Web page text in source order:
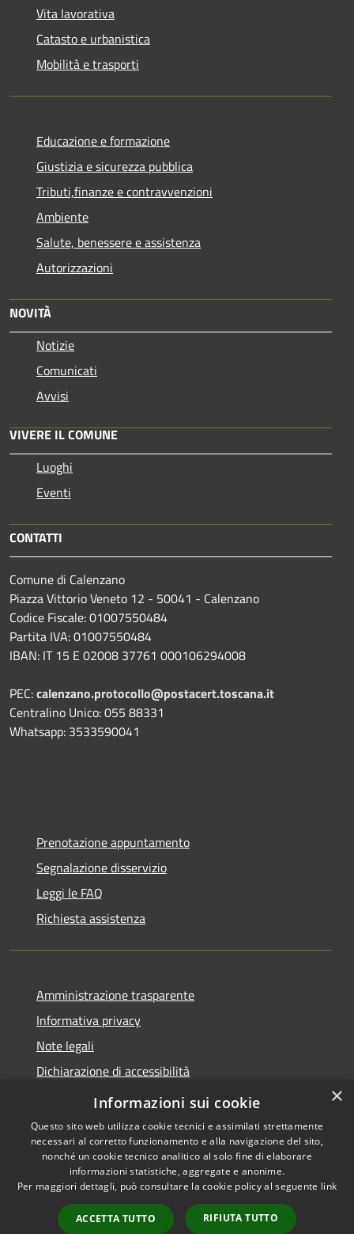
Vita lavorativa
Catasto e urbanistica
Mobilità e trasporti
Educazione e formazione
Giustizia e sicurezza pubblica
Tributi,finanze e contravvenzioni
Ambiente
Salute, benessere e assistenza
Autorizzazioni
NOVITÀ
Notizie
Comunicati
Avvisi
VIVERE IL COMUNE
Luoghi
Eventi
CONTATTI
Comune di Calenzano
Piazza Vittorio Veneto 12 - 50041 - Calenzano
Codice Fiscale: 01007550484
Partita IVA: 01007550484
IBAN: IT 15 E 02008 37761 000106294008
PEC:calenzano.protocollo@postacert.toscana.it
Centralino Unico: 055 88331
Whatsapp: 3533590041
Prenotazione appuntamento
Segnalazione disservizio
Leggi le FAQ
Richiesta assistenza
Amministrazione trasparente
Informativa privacy
Note legali
Dichiarazione di accessibilità
Statistiche Web
Accessibilità
Copyright © 2026 • Comune di
Calenzano • Powered by
Municipium•
Accesso
×
Informazioni sui cookie
Questo sito web utilizza cookie tecnici e assimilati strettamente
necessari al corretto funzionamento e alla navigazione del sito,
nonché un cookie tecnico analitico al solo fine di elaborare
informazioni statistiche, aggregate e anonime.
Per maggiori dettagli, può consultare la cookie policy al seguente link
ACCETTA TUTTO RIFIUTA TUTTO